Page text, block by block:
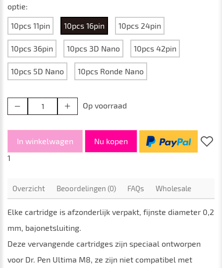
optie:
10pcs 11pin 10pcs 16pin 10pcs 24pin
10pcs 36pin 10pcs 3D Nano 10pcs 42pin
10pcs 5D Nano 10pcs Ronde Nano
Op voorraad
In winkelwagen
Nu kopen
1
Overzicht Beoordelingen (0) FAQs Wholesale
Elke cartridge is afzonderlijk verpakt, fijnste diameter 0,2
mm, bajonetsluiting.
Deze vervangende cartridges zijn speciaal ontworpen
voor Dr. Pen Ultima M8, ze zijn niet compatibel met